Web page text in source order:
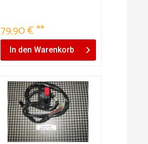
79,90 € **
In den Warenkorb